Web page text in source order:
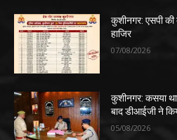
कुशीनगर: एसपी की
हाजिर
07/08/2026
कुशीनगर: कसया
बाद डीआईजी ने
05/08/2026